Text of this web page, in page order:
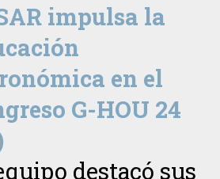
impulsa la
en el
G-HOU 24
destacó sus